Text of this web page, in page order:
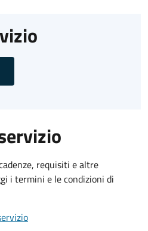
requisiti e altre
i termini e le condizioni di